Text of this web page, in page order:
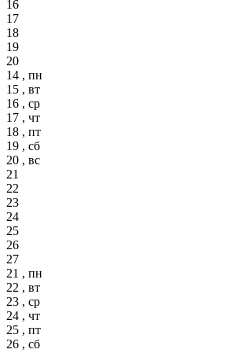
16
17
18
19
20
14 , пн
15 , вт
16 , ср
17 , чт
18 , пт
19 , сб
20 , вс
21
22
23
24
25
26
27
21 , пн
22 , вт
23 , ср
24 , чт
25 , пт
26 , сб